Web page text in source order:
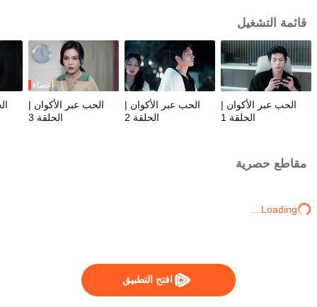
افتح التطبيق
قائمة التشغيل
الحب عبر الأكوان |
الحلقة 1
الحب عبر الأكوان |
الحلقة 2
أعضاء
الحب عبر الأكوان |
الحلقة 3
مقاطع حصرية
Loading…